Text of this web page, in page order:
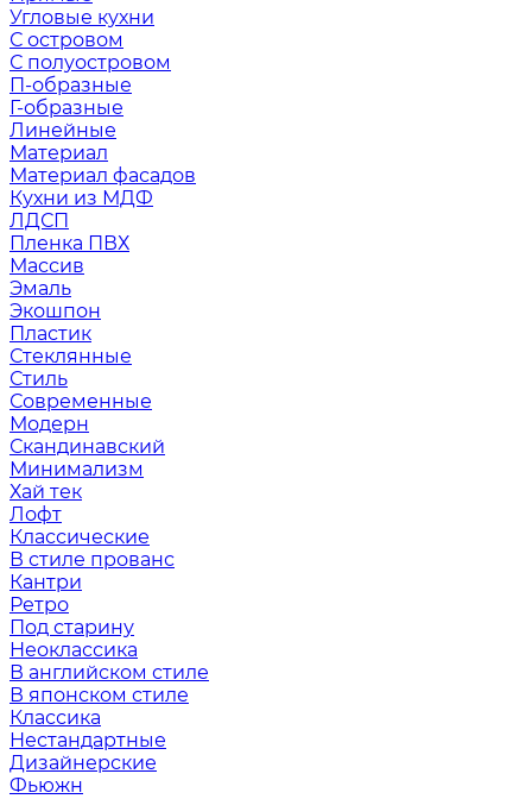
Угловые кухни
С островом
С полуостровом
П-образные
Г-образные
Линейные
Материал
Материал фасадов
Кухни из МДФ
ЛДСП
Пленка ПВХ
Массив
Эмаль
Экошпон
Пластик
Стеклянные
Стиль
Современные
Модерн
Скандинавский
Минимализм
Хай тек
Лофт
Классические
В стиле прованс
Кантри
Ретро
Под старину
Неоклассика
В английском стиле
В японском стиле
Классика
Нестандартные
Дизайнерские
Фьюжн